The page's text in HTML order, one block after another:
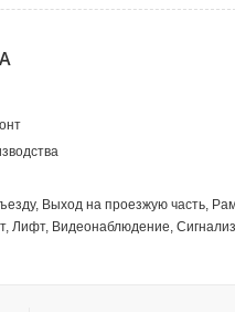
Выход на проезжую часть,
Лифт, Видеонаблюдение,